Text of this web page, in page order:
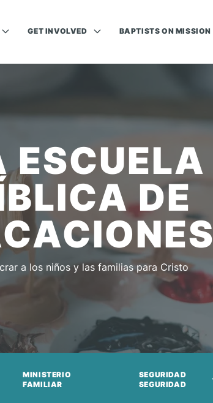
GET INVOLVED BAPTISTS ON MISSION
ESCUELA
DE
a los niños y las familias para Cristo
MINISTERIO
FAMILIAR
SEGURIDAD
SEGURIDAD